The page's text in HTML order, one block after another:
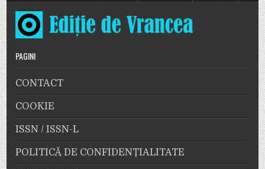
PAGINI
CONTACT
COOKIE
ISSN / ISSN-L
POLITICĂ DE CONFIDENȚIALITATE